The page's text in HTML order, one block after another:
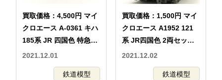
買取価格：4,500円 マイ
クロエース A-0361 キハ
185系 JR 四国色 特急
「しおかぜ」6両セット
2021.12.01
鉄道模型
買取価格：1,500円 マイ
クロエース A1952 121
系 JR四国色 2両セット
MICROACE
2021.12.02
鉄道模型